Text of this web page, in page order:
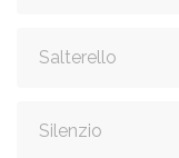
Salterello
Silenzio